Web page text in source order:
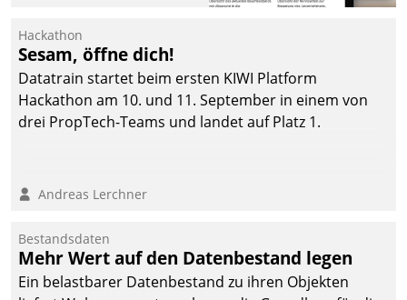
Ressort Kapitalanlage für
künftige Aufgaben und
Herausforderungen
gerüstet.
Hackathon
Sesam, öffne dich!
Datatrain startet beim ersten KIWI Platform
Hackathon am 10. und 11. September in einem von
drei PropTech-Teams und landet auf Platz 1.
Andreas Lerchner
Bestandsdaten
Mehr Wert auf den Datenbestand legen
Ein belastbarer Datenbestand zu ihren Objekten